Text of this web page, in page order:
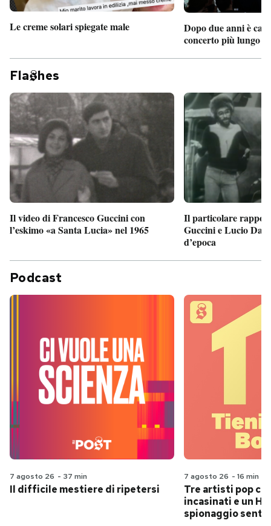
Le creme solari spiegate male
Dopo due anni è
concerto più lungo
Fla hes
Il video di Francesco Guccini con
l’eskimo «a Santa Lucia» nel 1965
Il particolare
Guccini e Lucio
d’epoca
Podcast
7 agosto 26 - 37 min
Il difficile mestiere di ripetersi
7 agosto 26 - 16 min
Tre artisti pop
incasinati e un
spionaggio